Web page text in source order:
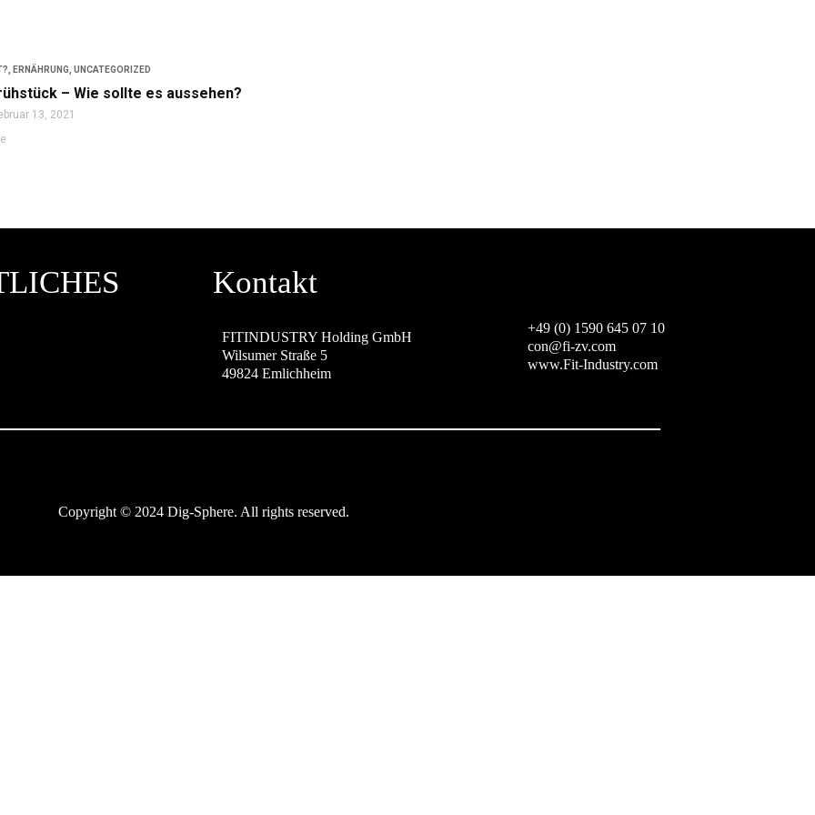
ERNÄHRUNG UNCATEGORIZED
– Wie sollte es aussehen?
13, 2021
Kontakt
FITINDUSTRY Holding GmbH
Wilsumer Straße 5
49824 Emlichheim
+49 (0) 1590 645 07 10
con@fi-zv.com
www.Fit-Industry.com
Copyright © 2024 Dig-Sphere. All rights reserved.